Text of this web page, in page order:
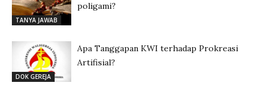
TANYA JAWAB
poligami?
DOK GEREJA
Apa Tanggapan KWI terhadap Prokreasi
Artifisial?